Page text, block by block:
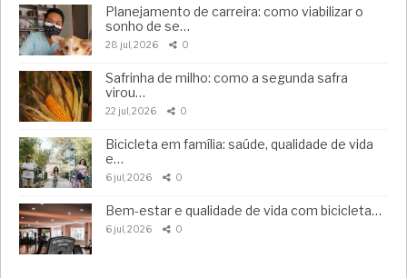
Planejamento de carreira: como viabilizar o
sonho de se…
28 jul, 2026 0
Safrinha de milho: como a segunda safra
virou…
22 jul, 2026 0
Bicicleta em família: saúde, qualidade de vida
e…
6 jul, 2026 0
Bem-estar e qualidade de vida com bicicleta…
6 jul, 2026 0